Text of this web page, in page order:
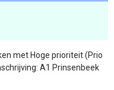
met Hoge prioriteit (Prio
A1 Prinsenbeek